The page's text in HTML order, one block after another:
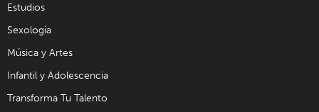
Estudios
Sexología
Música y Artes
Infantil y Adolescencia
Transforma Tu Talento